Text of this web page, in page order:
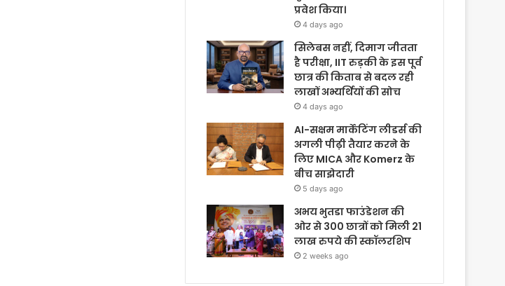
प्रवेश किया।
4 days ago
सिलेबस नहीं, दिमाग जीतता
है परीक्षा, IIT रुड़की के इस पूर्व
छात्र की किताब से बदल रही
लाखों अभ्यर्थियों की सोच
4 days ago
AI-सक्षम मार्केटिंग लीडर्स की
अगली पीढ़ी तैयार करने के
लिए MICA और Komerz के
बीच साझेदारी
5 days ago
अभय भुतडा फाउंडेशन की
ओर से 300 छात्रों को मिली 21
लाख रुपये की स्कॉलरशिप
2 weeks ago